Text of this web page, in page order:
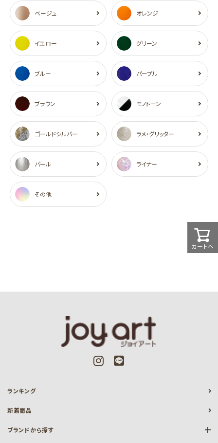
ベージュ オレンジ
イエロー グリーン
ブルー パープル
ブラウン モノトーン
ゴールドシルバー ラメ・グリッター
パール ライナー
その他
カートへ
ランキング
新着商品
ブランドから探す